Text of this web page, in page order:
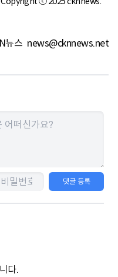
뉴스 news@cknnews.net
댓글 등록
다.